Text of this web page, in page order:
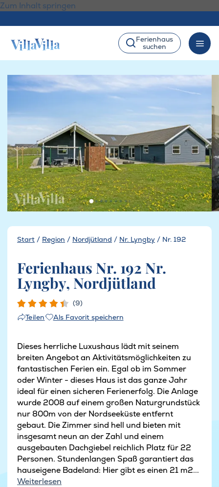
Zum Inhalt springen
Ferienhaus
suchen
Start / Region / Nordjütland / Nr. Lyngby / Nr. 192
Ferienhaus Nr. 192 Nr.
Lyngby, Nordjütland
(9)
Teilen
Als Favorit speichern
Dieses herrliche Luxushaus lädt mit seinem
breiten Angebot an Aktivitätsmöglichkeiten zu
fantastischen Ferien ein. Egal ob im Sommer
oder Winter - dieses Haus ist das ganze Jahr
ideal für einen sicheren Ferienerfolg. Die Anlage
wurde 2008 auf einem großen Naturgrundstück
nur 800m von der Nordseeküste entfernt
gebaut. Die Zimmer sind hell und bieten mit
insgesamt neun an der Zahl und einem
ausgebauten Dachgiebel reichlich Platz für 22
Personen. Stundenlangen Spaß garantiert das
hauseigene Badeland: Hier gibt es einen 21 m2...
Weiterlesen